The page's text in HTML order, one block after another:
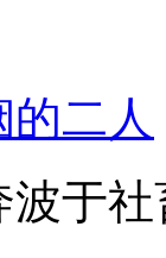
二人
于社